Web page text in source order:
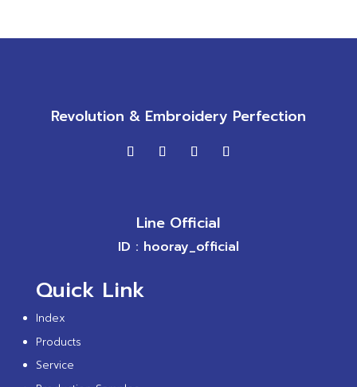
Revolution & Embroidery Perfection
Line Official
ID : hooray_official
Quick Link
Index
Products
Service